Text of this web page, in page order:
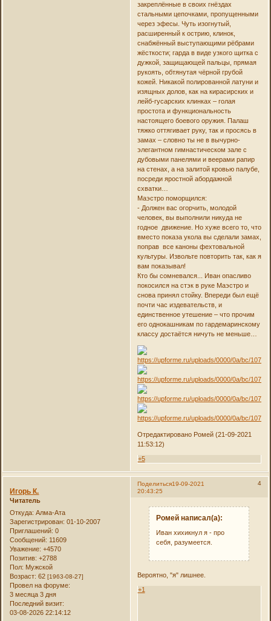
закреплённые в своих гнёздах
стальными цепочками, пропущенными
через эфесы. Чуть изогнутый,
расширенный к острию, клинок,
снабжённый выступающими рёбрами
жёсткости; гарда в виде узкого щитка с
дужкой, защищающей пальцы, прямая
рукоять, обтянутая чёрной грубой
кожей. Никакой полированной латуни и
изящных долов, как на кирасирских и
лейб-гусарских клинках – голая
простота и функциональность
настоящего боевого оружия. Палаш
тяжко оттягивает руку, так и просясь в
замах – словно ты не в вычурно-
элегантном гимнастическом зале с
дубовыми панелями и веерами рапир
на стенах, а на залитой кровью палубе,
посреди яростной абордажной
схватки…
Маэстро поморщился:
- Должен вас огорчить, молодой
человек, вы выполнили никуда не
годное движение. Но хуже всего то, что
вместо показа укола вы сделали замах,
поправ все каноны фехтовальной
культуры. Извольте повторить так, как я
вам показывал!
Кто бы сомневался... Иван опасливо
покосился на стэк в руке Маэстро и
снова принял стойку. Впереди был ещё
почти час издевательств, и
единственное утешение – что прочим
его однокашникам по гардемаринскому
классу достаётся ничуть не меньше…
Отредактировано Ромей (21-09-2021
11:53:12)
+5
Поделиться 4
19-09-2021
20:43:25
Игорь К.
Читатель
Откуда: Алма-Ата
Зарегистрирован: 01-10-2007
Приглашений: 0
Сообщений: 11609
Уважение: +4570
Позитив: +2788
Пол: Мужской
Возраст: 62[1963-08-27]
Провел на форуме:
3 месяца 3 дня
Последний визит:
03-08-2026 22:14:12
Ромей написал(а):
Иван хихикнул я - про
себя, разумеется.
Вероятно, "я" лишнее.
+1